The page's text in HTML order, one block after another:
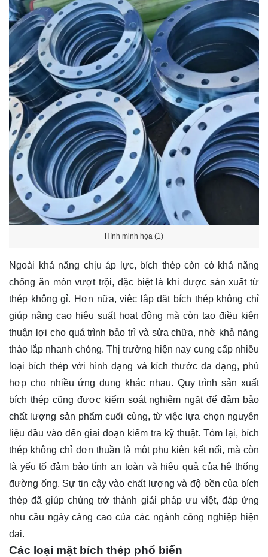
Hình minh họa (1)
Ngoài khả năng chịu áp lực, bích thép còn có khả năng
chống ăn mòn vượt trội, đặc biệt là khi được sản xuất từ
thép không gỉ. Hơn nữa, việc lắp đặt bích thép không chỉ
giúp nâng cao hiệu suất hoạt động mà còn tạo điều kiện
thuận lợi cho quá trình bảo trì và sửa chữa, nhờ khả năng
tháo lắp nhanh chóng. Thị trường hiện nay cung cấp nhiều
loại bích thép với hình dạng và kích thước đa dạng, phù
hợp cho nhiều ứng dụng khác nhau. Quy trình sản xuất
bích thép cũng được kiểm soát nghiêm ngặt để đảm bảo
chất lượng sản phẩm cuối cùng, từ việc lựa chọn nguyên
liệu đầu vào đến giai đoạn kiểm tra kỹ thuật. Tóm lại, bích
thép không chỉ đơn thuần là một phụ kiện kết nối, mà còn
là yếu tố đảm bảo tính an toàn và hiệu quả của hệ thống
đường ống. Sự tin cậy vào chất lượng và độ bền của bích
thép đã giúp chúng trở thành giải pháp ưu việt, đáp ứng
nhu cầu ngày càng cao của các ngành công nghiệp hiện
đại.
Các loại mặt bích thép phổ biến